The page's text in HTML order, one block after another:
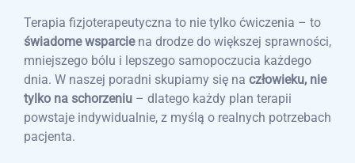
Terapia fizjoterapeutyczna to nie tylko ćwiczenia – to
świadome wsparciena drodze do większej sprawności,
mniejszego bólu i lepszego samopoczucia każdego
dnia. W naszej poradni skupiamy się na człowieku, nie
tylko na schorzeniu – dlatego każdy plan terapii
powstaje indywidualnie, z myślą o realnych potrzebach
pacjenta.